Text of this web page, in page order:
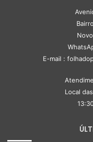
E-mail :
Local